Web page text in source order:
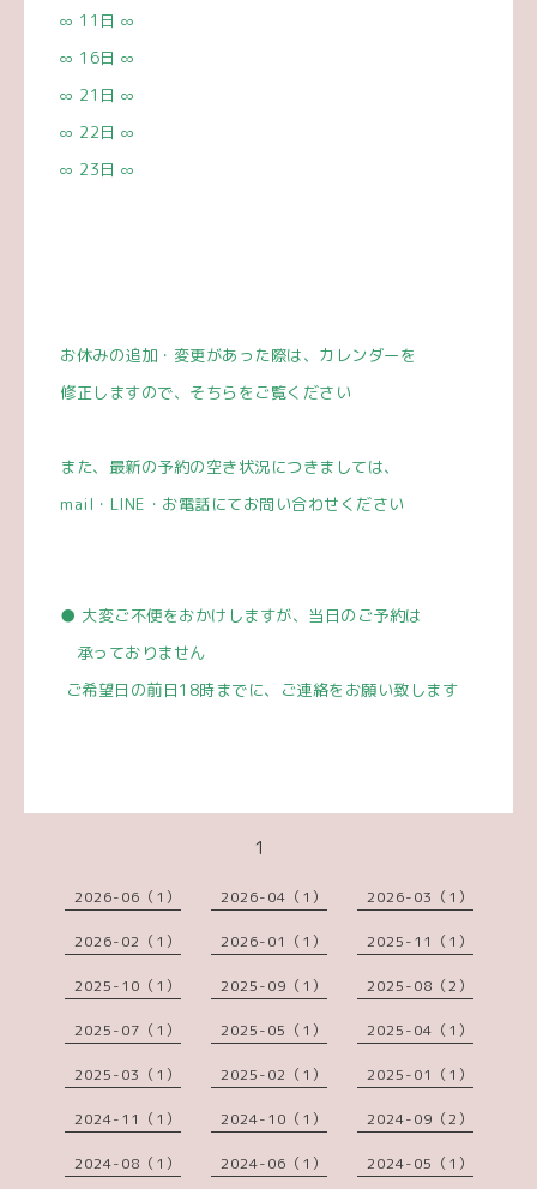
∞ 11 日 ∞
∞ 16日 ∞
∞ 21 日 ∞
∞ 22日 ∞
∞ 23日 ∞
お休みの追加・変更があった際は、カレンダーを
修正しますので、そちらをご覧ください
また、最新の予約の空き状況につきましては、
mail ・ LINE ・お電話にてお問い合わせください
● 大変ご不便をおかけしますが、 当日のご予約は
承っておりません
ご希望日の前日18時までに、ご連絡をお願い致します
1
2026-06（1） 2026-04（1） 2026-03（1）
2026-02（1） 2026-01（1） 2025-11（1）
2025-10（1） 2025-09（1） 2025-08（2）
2025-07（1） 2025-05（1） 2025-04（1）
2025-03（1） 2025-02（1） 2025-01（1）
2024-11（1） 2024-10（1） 2024-09（2）
2024-08（1） 2024-06（1） 2024-05（1）